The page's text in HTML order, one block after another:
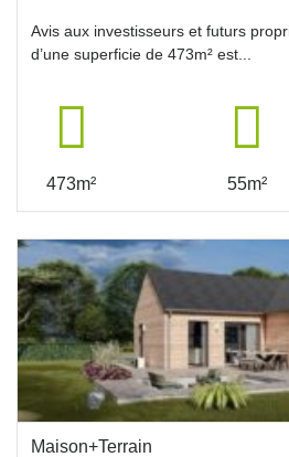
Avis aux investisseurs et futurs
d’une superficie de 473m² est...
473m² 55m²
Maison+Terrain